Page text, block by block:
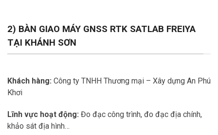
2) BÀN GIAO MÁY GNSS RTK SATLAB FREIYA
TẠI KHÁNH SƠN
Khách hàng: Công ty TNHH Thương mại – Xây dựng An Phú
Khơi
Lĩnh vực hoạt động: Đo đạc công trình, đo đạc địa chính,
khảo sát địa hình…